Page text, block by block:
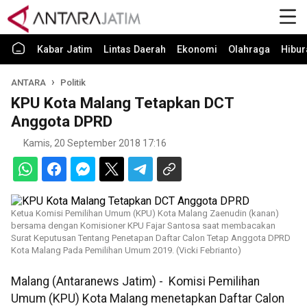
Kabar Jatim Lintas Daerah Ekonomi Olahraga
ANTARA Politik
KPU Kota Malang Tetapkan DCT
Anggota DPRD
Kamis, 20 September 2018 17:16
Ketua Komisi Pemilihan Umum (KPU) Kota Malang Zaenudin (kanan)
bersama dengan Komisioner KPU Fajar Santosa saat membacakan
Surat Keputusan Tentang Penetapan Daftar Calon Tetap Anggota DPRD
Kota Malang Pada Pemilihan Umum 2019. (Vicki Febrianto)
Malang (Antaranews Jatim) - Komisi Pemilihan
Umum (KPU) Kota Malang menetapkan Daftar Calon